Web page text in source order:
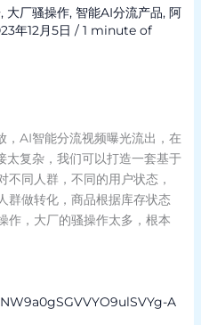
, 大厂骚操作, 智能AI分流产品, 阿
年12月5日 / 1 minute of
AI智能分流视频曝光流出，在
复杂，我们可以打造一套基于
不同人群，不同的用户状态，
群做转化，商品根据库存状态
作，大厂的骚操作太多，根本
A